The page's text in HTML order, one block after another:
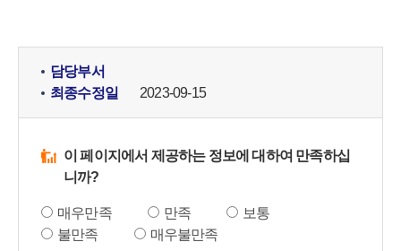
담당부서
최종수정일
2023-09-15
이 페이지에서 제공하는 정보에 대하여 만족하십
니까?
매우만족 만족
보통
불만족
매우불만족